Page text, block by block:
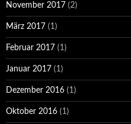
November 2017 (2)
März 2017 (1)
Februar 2017 (1)
Januar 2017 (1)
Dezember 2016 (1)
Oktober 2016 (1)